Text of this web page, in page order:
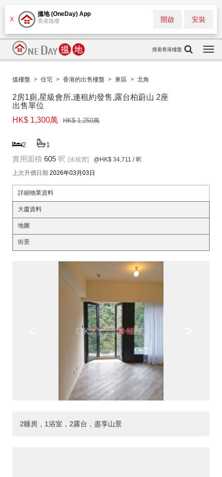
X
搵地 (OneDay) App
香港搵樓 安裝
開啟
搜索香港樓盤
搵樓盤 > 住宅 > 香港的出售樓盤 > 東區 > 北角
2房1廁,星級會所,連租約發售,露台柏蔚山 2座
出售單位
HK$ 1,300萬
HK$ 1,250萬
2 1
實用面積 605 呎 [未核實] @HK$ 34,711 / 呎
上次升價日期 2026年03月03日
詳細物業資料
大廈資料
地圖
街景
2睡房，1浴室，2露台，盡享山景